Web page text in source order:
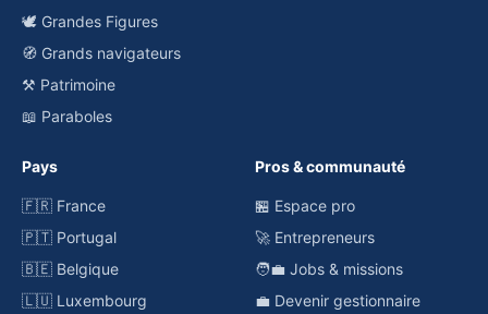
🕊️ Grandes Figures
🧭 Grands navigateurs
⚒️ Patrimoine
📖 Paraboles
Pays
🇫🇷 France
🇵🇹 Portugal
🇧🇪 Belgique
🇱🇺 Luxembourg
Pros & communauté
🏪 Espace pro
🚀 Entrepreneurs
🧑‍💼 Jobs & missions
💼 Devenir gestionnaire